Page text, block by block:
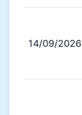
14/09/2026